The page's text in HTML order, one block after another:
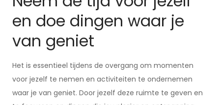
en doe dingen waar je
van geniet
Het is essentieel tijdens de overgang om momenten
voor jezelf te nemen en activiteiten te ondernemen
waar je van geniet. Door jezelf deze ruimte te geven en